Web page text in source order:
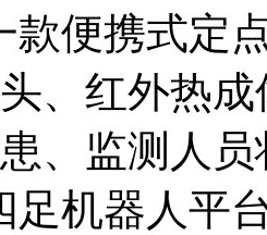
款便携式定
、红外热
、监测人
足机器人平